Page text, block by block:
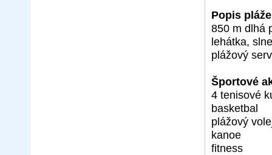
Popis
850 m dlhá
lehátka,
plážový
Športové
4 tenisové
basketbal
plážový
kanoe
fitness